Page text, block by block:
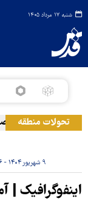
شنبه ۱۷ مرداد ۱۴۰۵
تحولات منطقه
حمله رژیم
۹ شهریور ۱۴۰۴ - ۰۹:۱۶
اینفوگرافیک |